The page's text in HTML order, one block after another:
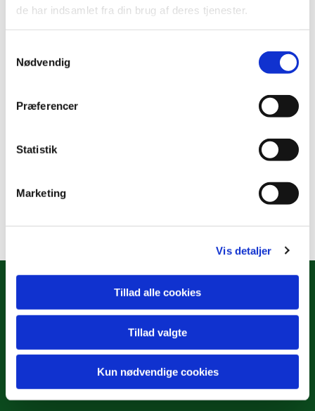
de har indsamlet fra din brug af deres tjenester.
Nødvendig
Præferencer
Statistik
Marketing
Vis detaljer
Tillad alle cookies
Tillad valgte
Kun nødvendige cookies
København NV, 2400
Tilgængelighedserklæring